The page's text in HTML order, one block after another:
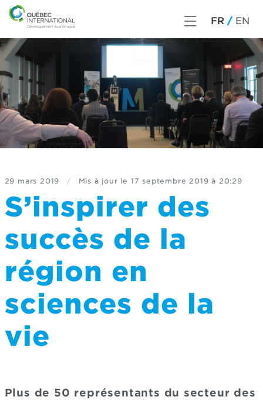
FR EN
29 mars 2019 / Mis à jour le 17 septembre 2019 à 20:29
S’inspirer des
succès de la
région en
sciences de la
vie
Plus de 50 représentants du secteur des